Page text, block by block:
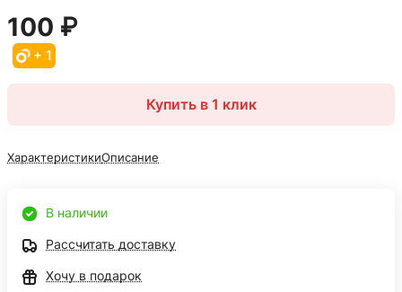
100 ₽
+ 1
Купить в 1 клик
ХарактеристикиОписание
В наличии
Рассчитать доставку
Хочу в подарок